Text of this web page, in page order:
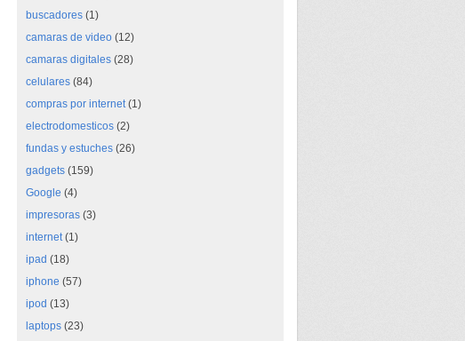
buscadores(1)
camaras de video(12)
camaras digitales(28)
celulares(84)
compras por internet(1)
electrodomesticos(2)
fundas y estuches(26)
gadgets(159)
Google (4)
impresoras(3)
internet(1)
ipad (18)
iphone (57)
ipod (13)
laptops(23)